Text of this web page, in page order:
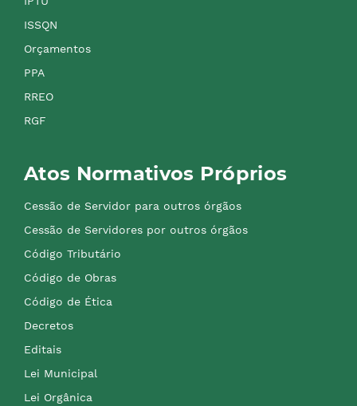
ISSQN
Orçamentos
PPA
RREO
RGF
Atos Normativos Próprios
Cessão de Servidor para outros órgãos
Cessão de Servidores por outros órgãos
Código Tributário
Código de Obras
Código de Ética
Decretos
Editais
Lei Municipal
Lei Orgânica